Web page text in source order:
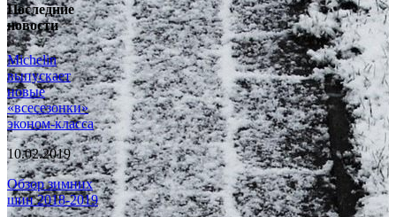
Последние
новости
Michelin
выпускает
новые
«всесезонки»
эконом-класса
10.02.2019
Обзор зимних
шин 2018-2019